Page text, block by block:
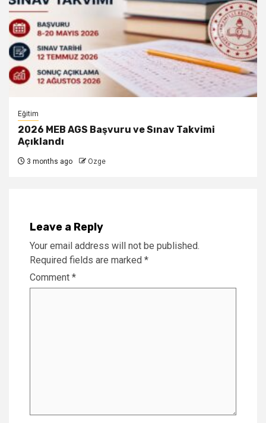
Eğitim
2026 MEB AGS Başvuru ve Sınav Takvimi
Açıklandı
3 months ago Ozge
Leave a Reply
Your email address will not be published.
Required fields are marked *
Comment *